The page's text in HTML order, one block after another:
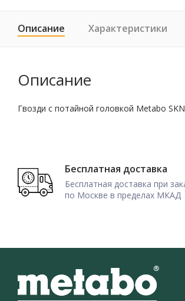
Описание Характеристики
Описание
Гвозди с потайной головкой Metabo
Бесплатная доставка
Бесплатная доставка при
по Москве в пределах МКАД